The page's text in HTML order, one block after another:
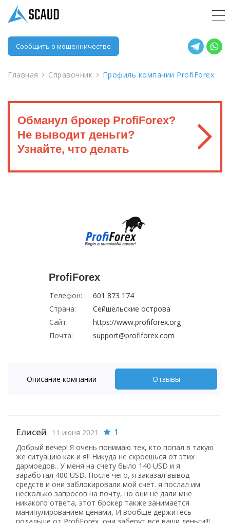
Сообщить о мошенничестве
Главная Справочник Профиль компании ProfiForex
Обманул брокер ProfiForex?
Не выводит деньги?
Узнайте, что делать
ProfiForex
Телефон:
601 873 174
Страна:
Cейшельские острова
Сайт:
https://www.profiforex.org
Почта:
support@profiforex.com
Описание компании Отзывы
Елисей 11 июня 2021 1
Добрый вечер! Я очень понимаю тех, кто попал в такую
же ситуацию как и я!! Никуда не скроешься от этих
дармоедов.. У меня на счету было 140 USD и я
заработал 400 USD. После чего, я заказал вывод
средств и они заблокировали мой счет. я послал им
несколько запросов на почту, но они не дали мне
никакого ответа, этот брокер также занимается
манипулированием ценами, И вообще держитесь